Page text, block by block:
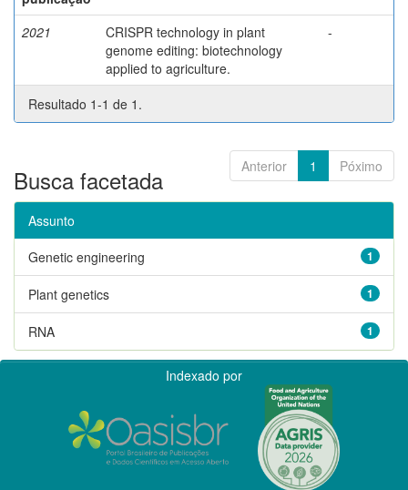
2021
CRISPR technology in plant
genome editing: biotechnology
applied to agriculture.
-
Resultado 1-1 de 1.
Anterior 1 Póximo
Busca facetada
Assunto
1
Genetic engineering
1
Plant genetics
1
RNA
Indexado por